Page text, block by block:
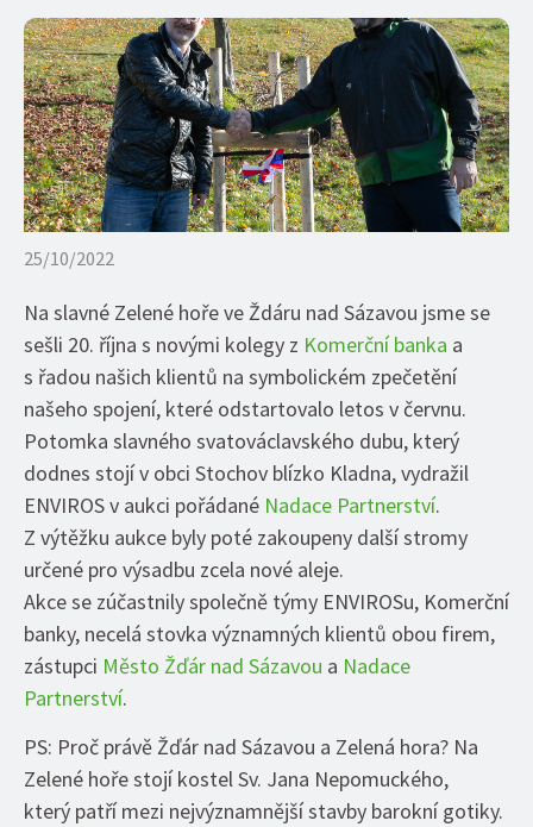
25/10/2022
Na slavné Zelené hoře ve Ždáru nad Sázavou jsme se
sešli 20. října s novými kolegy z Komerční banka a
s řadou našich klientů na symbolickém zpečetění
našeho spojení, které odstartovalo letos v červnu.
Potomka slavného svatováclavského dubu, který
dodnes stojí v obci Stochov blízko Kladna, vydražil
ENVIROS v aukci pořádané Nadace Partnerství.
Z výtěžku aukce byly poté zakoupeny další stromy
určené pro výsadbu zcela nové aleje.
Akce se zúčastnily společně týmy ENVIROSu, Komerční
banky, necelá stovka významných klientů obou firem,
zástupci Město Žďár nad Sázavou a Nadace
Partnerství.
PS: Proč právě Žďár nad Sázavou a Zelená hora? Na
Zelené hoře stojí kostel Sv. Jana Nepomuckého,
který patří mezi nejvýznamnější stavby barokní gotiky.